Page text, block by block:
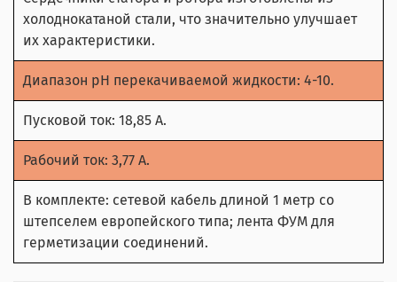
холоднокатаной стали, что значительно улучшает
их характеристики.
Диапазон рН перекачиваемой жидкости: 4-10.
Пусковой ток: 18,85 А.
Рабочий ток: 3,77 А.
В комплекте: сетевой кабель длиной 1 метр со
штепселем европейского типа; лента ФУМ для
герметизации соединений.